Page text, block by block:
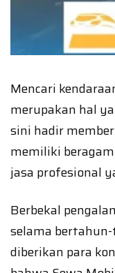
Mencari
merupakan hal
sini hadir
memiliki
jasa profesional
Berbekal
selama
diberikan para